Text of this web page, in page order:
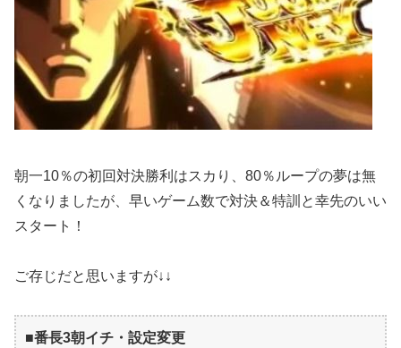
朝一10％の初回対決勝利はスカり、80％ループの夢は無
くなりましたが、早いゲーム数で対決＆特訓と幸先のいい
スタート！
ご存じだと思いますが↓↓
■番長3朝イチ・設定変更